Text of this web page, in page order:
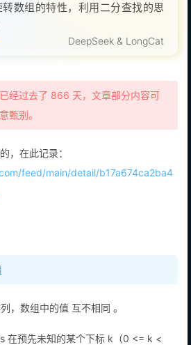
数组的特性，利用二分查找的思
左侧或右侧是否有序，从而
DeepSeek & LongCat
经过去了 866 天，文章部分内容可
甄别。
，在此记录：
feed/main/detail/b17a674ca2ba4
，数组中的值 互不相同 。
在预先未知的某个下标 k（0 <= k <